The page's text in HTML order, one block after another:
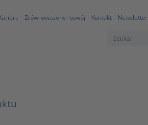
Zrównoważony rozwój Kontakt Newsletter